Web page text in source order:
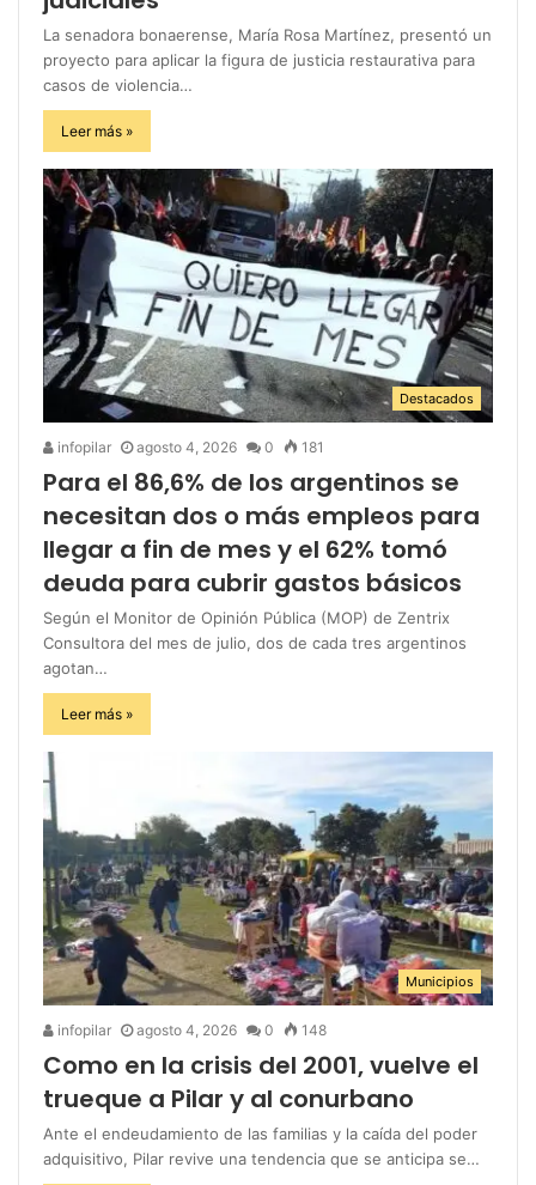
La senadora bonaerense, María Rosa Martínez, presentó un
proyecto para aplicar la figura de justicia restaurativa para
casos de violencia…
Leer más »
Destacados
infopilar agosto 4, 2026 0 181
Para el 86,6% de los argentinos se
necesitan dos o más empleos para
llegar a fin de mes y el 62% tomó
deuda para cubrir gastos básicos
Según el Monitor de Opinión Pública (MOP) de Zentrix
Consultora del mes de julio, dos de cada tres argentinos
agotan…
Leer más »
Municipios
infopilar agosto 4, 2026 0 148
Como en la crisis del 2001, vuelve el
trueque a Pilar y al conurbano
Ante el endeudamiento de las familias y la caída del poder
adquisitivo, Pilar revive una tendencia que se anticipa se…